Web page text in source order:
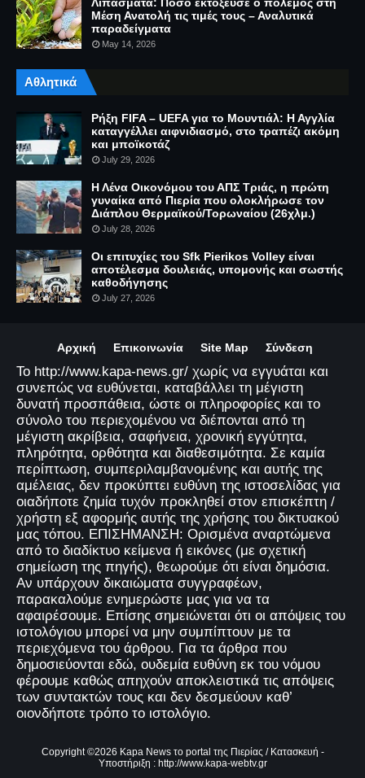
Μέση Ανατολή τις τιμές τους – Αναλυτικά
παραδείγματα
May 14, 2026
Αθλητικά
Ρήξη FIFA – UEFA για το Μουντιάλ: Η Αγγλία
καταγγέλλει αιφνιδιασμό, στο τραπέζι ακόμη
και μποϊκοτάζ
July 29, 2026
Η Λένα Οικονόμου του ΑΠΣ Τριάς, η πρώτη
γυναίκα από Πιερία που ολοκλήρωσε τον
Διάπλου Θερμαϊκού/Τορωναίου (26χλμ.)
July 28, 2026
Οι επιτυχίες του Sfk Pierikos Volley είναι
αποτέλεσμα δουλειάς, υπομονής και σωστής
καθοδήγησης
July 27, 2026
Αρχική Επικοινωνία Site Map Σύνδεση
Το http://www.kapa-news.gr/ χωρίς να εγγυάται και
συνεπώς να ευθύνεται, καταβάλλει τη μέγιστη
δυνατή προσπάθεια, ώστε οι πληροφορίες και το
σύνολο του περιεχομένου να διέπονται από τη
μέγιστη ακρίβεια, σαφήνεια, χρονική εγγύτητα,
πληρότητα, ορθότητα και διαθεσιμότητα. Σε καμία
περίπτωση, συμπεριλαμβανομένης και αυτής της
αμέλειας, δεν προκύπτει ευθύνη της ιστοσελίδας για
οιαδήποτε ζημία τυχόν προκληθεί στον επισκέπτη /
χρήστη εξ αφορμής αυτής της χρήσης του δικτυακού
μας τόπου. ΕΠΙΣΗΜΑΝΣΗ: Ορισμένα αναρτώμενα
από το διαδίκτυο κείμενα ή εικόνες (με σχετική
σημείωση της πηγής), θεωρούμε ότι είναι δημόσια.
Αν υπάρχουν δικαιώματα συγγραφέων,
παρακαλούμε ενημερώστε μας για να τα
αφαιρέσουμε. Επίσης σημειώνεται ότι οι απόψεις του
ιστολόγιου μπορεί να μην συμπίπτουν με τα
περιεχόμενα του άρθρου. Για τα άρθρα που
δημοσιεύονται εδώ, ουδεμία ευθύνη εκ του νόμου
φέρουμε καθώς απηχούν αποκλειστικά τις απόψεις
των συντακτών τους και δεν δεσμεύουν καθ’
οιονδήποτε τρόπο το ιστολόγιο.
Copyright ©2026 Kapa News το portal της Πιερίας / Κατασκευή -
Υποστήριξη : http://www.kapa-webtv.gr